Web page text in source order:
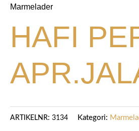
Marmelader
HAFI
ARTIKELNR: 3134 Kategori: